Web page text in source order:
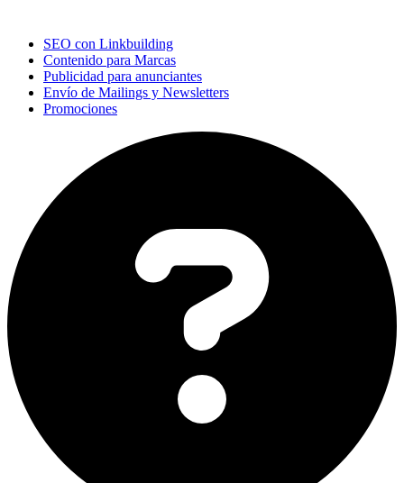
SEO con Linkbuilding
Contenido para Marcas
Publicidad para anunciantes
Envío de Mailings y Newsletters
Promociones